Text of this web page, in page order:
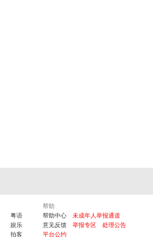
粤语
娱乐
拍客
帮助
帮助中心
未成年人举报通道
意见反馈
举报专区
处理公告
平台公约